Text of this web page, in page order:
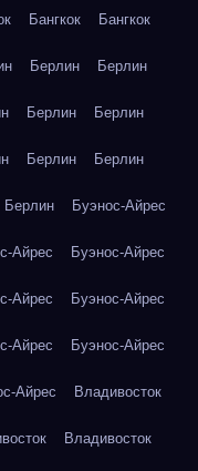
Бангкок Бангкок
Берлин Берлин
Берлин Берлин
Берлин Берлин
Берлин Буэнос-Айрес
Айрес Буэнос-Айрес
Айрес Буэнос-Айрес
Айрес Буэнос-Айрес
Айрес Владивосток
Владивосток